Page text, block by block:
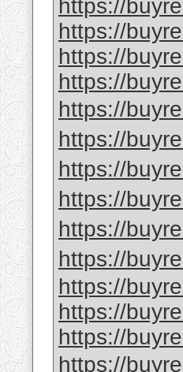
https://
https://
https://
https://
https://
https://
https://
https://
https://
https://
https://
https://
https://
https://